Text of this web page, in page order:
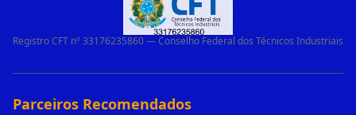
Registro CFT nº 33176235860 — Conselho Federal dos Técnicos Industriais
Parceiros Recomendados